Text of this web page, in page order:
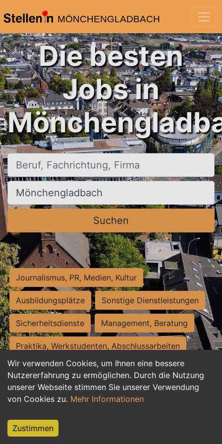
MÖNCHENGLADBACH
Wir verwenden Cookies, um Ihnen eine bessere
Nutzererfahrung zu ermöglichen. Durch die Nutzung
unserer Webseite stimmen Sie unserer Verwendung
von Cookies zu. Mehr Informationen
Zustimmen
Die besten
Jobs in
Beruf, Fachrichtung, Firma
Ort, Stadt
Suchen
Journalismus, PR, Medien, Kultur
Ausbildungsplätze Sonstige Dienstleistungen
Sicherheitsdienste Management, Beratung
Praktika, Werkstudenten, Abschlussarbeiten
Personalwesen Assistenz, Sekretariat
Hilfskräfte, Aushilfs- und Nebenjobs
Weiterbildung, Studium, duale Ausbildung